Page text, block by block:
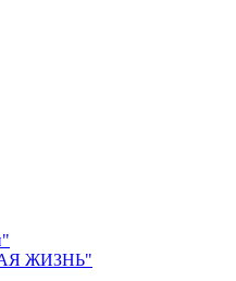
ЖИЗНЬ"